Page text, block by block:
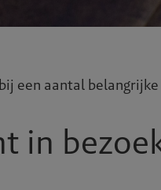
een aantal
in